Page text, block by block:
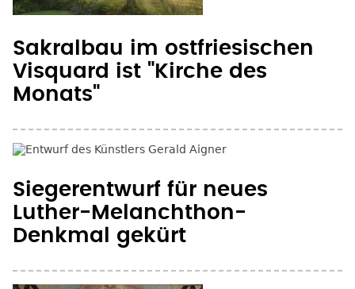
Sakralbau im ostfriesischen
Visquard ist "Kirche des
Monats"
Siegerentwurf für neues
Luther-Melanchthon-
Denkmal gekürt